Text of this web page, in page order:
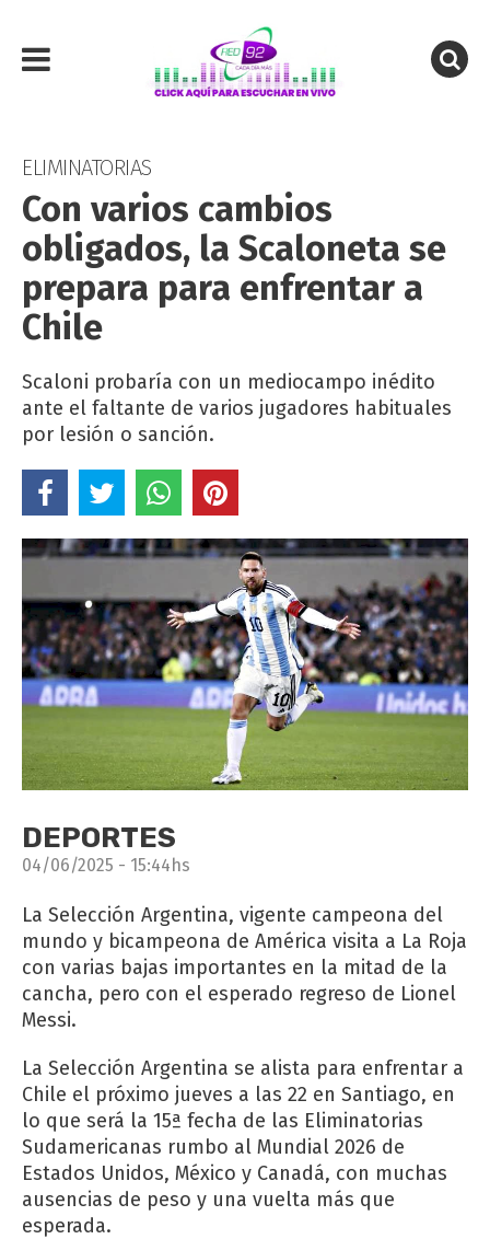
ELIMINATORIAS
Con varios cambios
obligados, la Scaloneta se
prepara para enfrentar a
Chile
Scaloni probaría con un mediocampo inédito
ante el faltante de varios jugadores habituales
por lesión o sanción.
DEPORTES
04/06/2025 - 15:44hs
La Selección Argentina, vigente campeona del
mundo y bicampeona de América visita a La Roja
con varias bajas importantes en la mitad de la
cancha, pero con el esperado regreso de Lionel
Messi.
La Selección Argentina se alista para enfrentar a
Chile el próximo jueves a las 22 en Santiago, en
lo que será la 15ª fecha de las Eliminatorias
Sudamericanas rumbo al Mundial 2026 de
Estados Unidos, México y Canadá, con muchas
ausencias de peso y una vuelta más que
esperada.